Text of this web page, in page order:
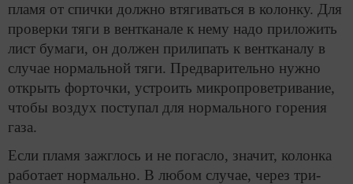
пламя от спички должно втягиваться в колонку. Для
проверки тяги в вентканале к нему надо приложить
лист бумаги, он должен прилипать к вентканалу в
случае нормальной тяги. Предварительно нужно
открыть форточки, устроить микропроветривание,
чтобы воздух поступал для нормального горения
газа.
Если пламя зажглось и не погасло, значит, колонка
работает нормально. В любом случае, через три-